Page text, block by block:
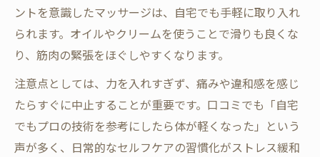
ントを意識したマッサージは、自宅でも手軽に取り入れ
られます。オイルやクリームを使うことで滑りも良くな
り、筋肉の緊張をほぐしやすくなります。
注意点としては、力を入れすぎず、痛みや違和感を感じ
たらすぐに中止することが重要です。口コミでも「自宅
でもプロの技術を参考にしたら体が軽くなった」という
声が多く、日常的なセルフケアの習慣化がストレス緩和